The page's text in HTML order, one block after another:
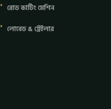
রোড কাটিং মেশিন
লোবেড & ট্রেইলার